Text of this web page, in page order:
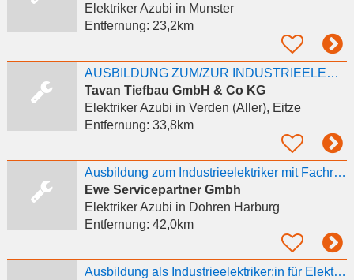
Elektriker Azubi in Munster
Entfernung: 23,2km
AUSBILDUNG ZUM/ZUR INDUSTRIEELEKTRIKER/IN - FACHRICHTUNG: BETRIEBSTECHNIK (W/M/D) FÜR 2027
Tavan Tiefbau GmbH & Co KG
Elektriker Azubi in Verden (Aller), Eitze
Entfernung: 33,8km
Ausbildung zum Industrieelektriker mit Fachrichtung Betriebstechnik (w/d/m) für Energienetze - 2027
Ewe Servicepartner Gmbh
Elektriker Azubi in Dohren Harburg
Entfernung: 42,0km
Ausbildung als Industrieelektriker:in für Elektroenergieanlagen 2027